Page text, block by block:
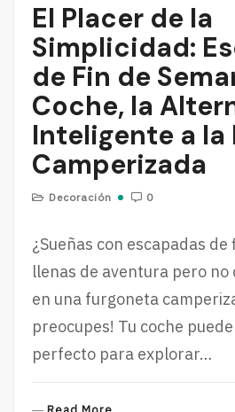
El Placer de la
Simplicidad:
de Fin de
Coche, la
Inteligente a la
Camperizada
Decoración 0
¿Sueñas con escapadas
llenas de aventura pero
en una furgoneta
preocupes! Tu coche
perfecto para explorar…